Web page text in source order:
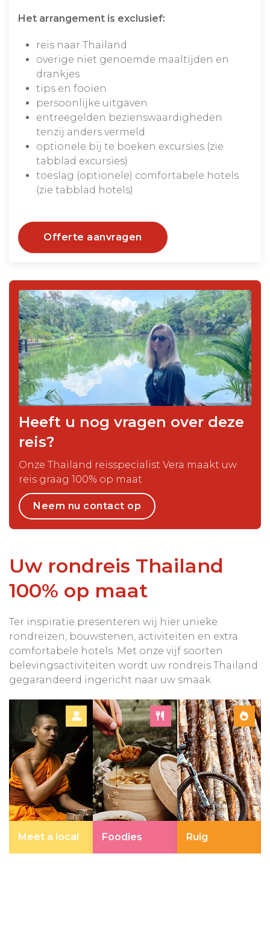
Het arrangement is exclusief:
reis naar Thailand
overige niet genoemde maaltijden en
drankjes
tips en fooien
persoonlijke uitgaven
entreegelden bezienswaardigheden
tenzij anders vermeld
optionele bij te boeken excursies (zie
tabblad excursies)
toeslag (optionele) comfortabele hotels
(zie tabblad hotels)
Offerte aanvragen
Heeft u nog vragen over deze
reis?
Onze Thailand reisspecialist Vera maakt uw
reis graag 100% op maat
Neem nu contact op
Uw rondreis Thailand
100% op maat
Ter inspiratie presenteren wij hier unieke
rondreizen, bouwstenen, activiteiten en extra
comfortabele hotels. Met onze vijf soorten
belevingsactiviteiten wordt uw rondreis Thailand
gegarandeerd ingericht naar uw smaak.
Meet a local Foodies Ruig